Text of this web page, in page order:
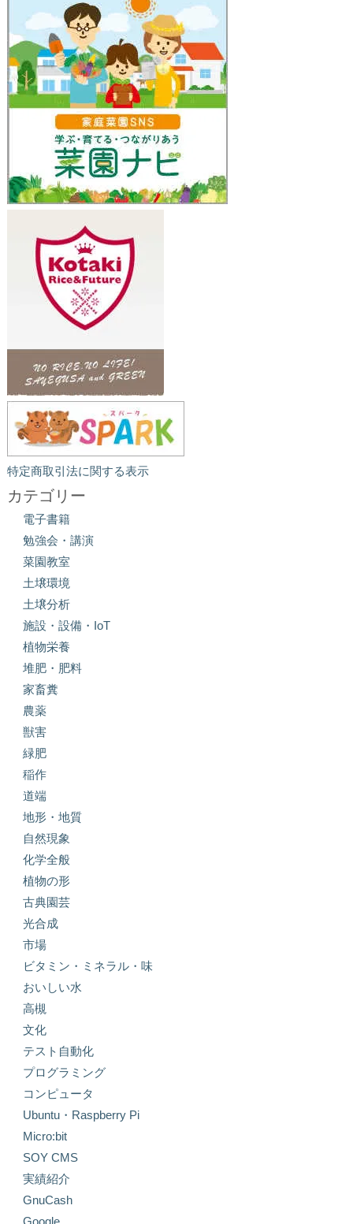
特定商取引法に関する表示
カテゴリー
電子書籍
勉強会・講演
菜園教室
土壌環境
土壌分析
施設・設備・IoT
植物栄養
堆肥・肥料
家畜糞
農薬
獣害
緑肥
稲作
道端
地形・地質
自然現象
化学全般
植物の形
古典園芸
光合成
市場
ビタミン・ミネラル・味
おいしい水
高槻
文化
テスト自動化
プログラミング
コンピュータ
Ubuntu・Raspberry Pi
Micro:bit
SOY CMS
実績紹介
GnuCash
Google